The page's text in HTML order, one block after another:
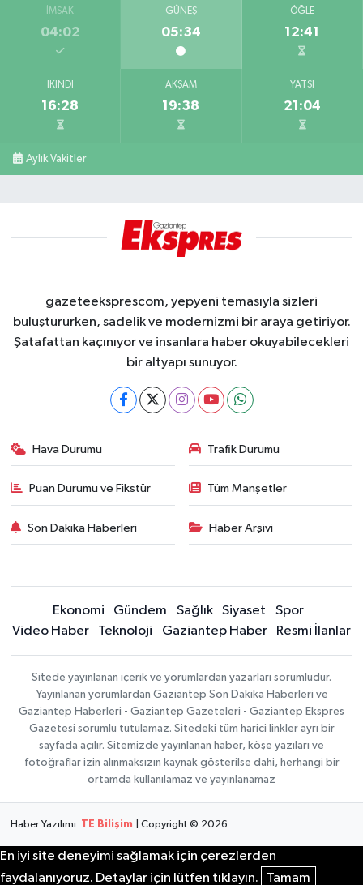
İMSAK
04:02
GÜNEŞ
05:34
ÖĞLE
12:41
İKINDI
16:28
AKŞAM
19:38
YATSI
21:04
Aylık Vakitler
gazeteeksprescom, yepyeni temasıyla sizleri
buluştururken, sadelik ve modernizmi bir araya getiriyor.
Şatafattan kaçınıyor ve insanlara haber okuyabilecekleri
bir altyapı sunuyor.
Hava Durumu Trafik Durumu
Puan Durumu ve Fikstür Tüm Manşetler
Son Dakika Haberleri Haber Arşivi
Ekonomi Gündem Sağlık Siyaset
Spor
Video Haber
Teknoloji Gaziantep Haber Resmi İlanlar
Sitede yayınlanan içerik ve yorumlardan yazarları sorumludur.
Yayınlanan yorumlardan Gaziantep Son Dakika Haberleri ve
Gaziantep Haberleri - Gaziantep Gazeteleri - Gaziantep Ekspres
Gazetesi sorumlu tutulamaz. Sitedeki tüm harici linkler ayrı bir
sayfada açılır. Sitemizde yayınlanan haber, köşe yazıları ve
fotoğraflar izin alınmaksızın kaynak gösterilse dahi, herhangi bir
ortamda kullanılamaz ve yayınlanamaz
Haber Yazılımı: TE Bilişim | Copyright © 2026
En iyi site deneyimi sağlamak için çerezlerden
faydalanıyoruz. Detaylar için lütfen tıklayın.
Tamam